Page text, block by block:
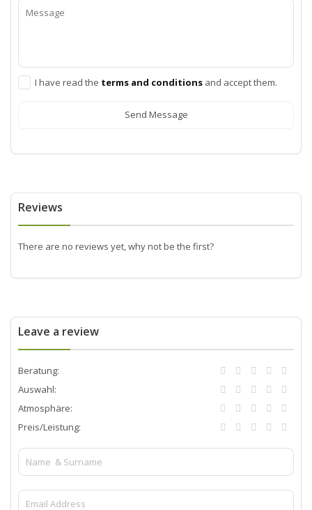
I have read the terms and conditions and accept them.
Send Message
Reviews
There are no reviews yet, why not be the first?
Leave a review
Beratung:
Auswahl:
Atmosphäre:
Preis/Leistung: